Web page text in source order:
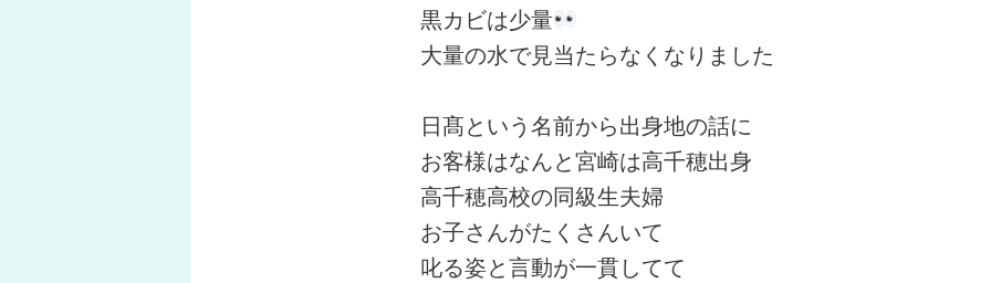
黒カビは少量
大量の水で見当たらなくなりました
日髙という名前から出身地の話に
お客様はなんと宮崎は高千穂出身
高千穂高校の同級生夫婦
お子さんがたくさんいて
叱る姿と言動が一貫してて